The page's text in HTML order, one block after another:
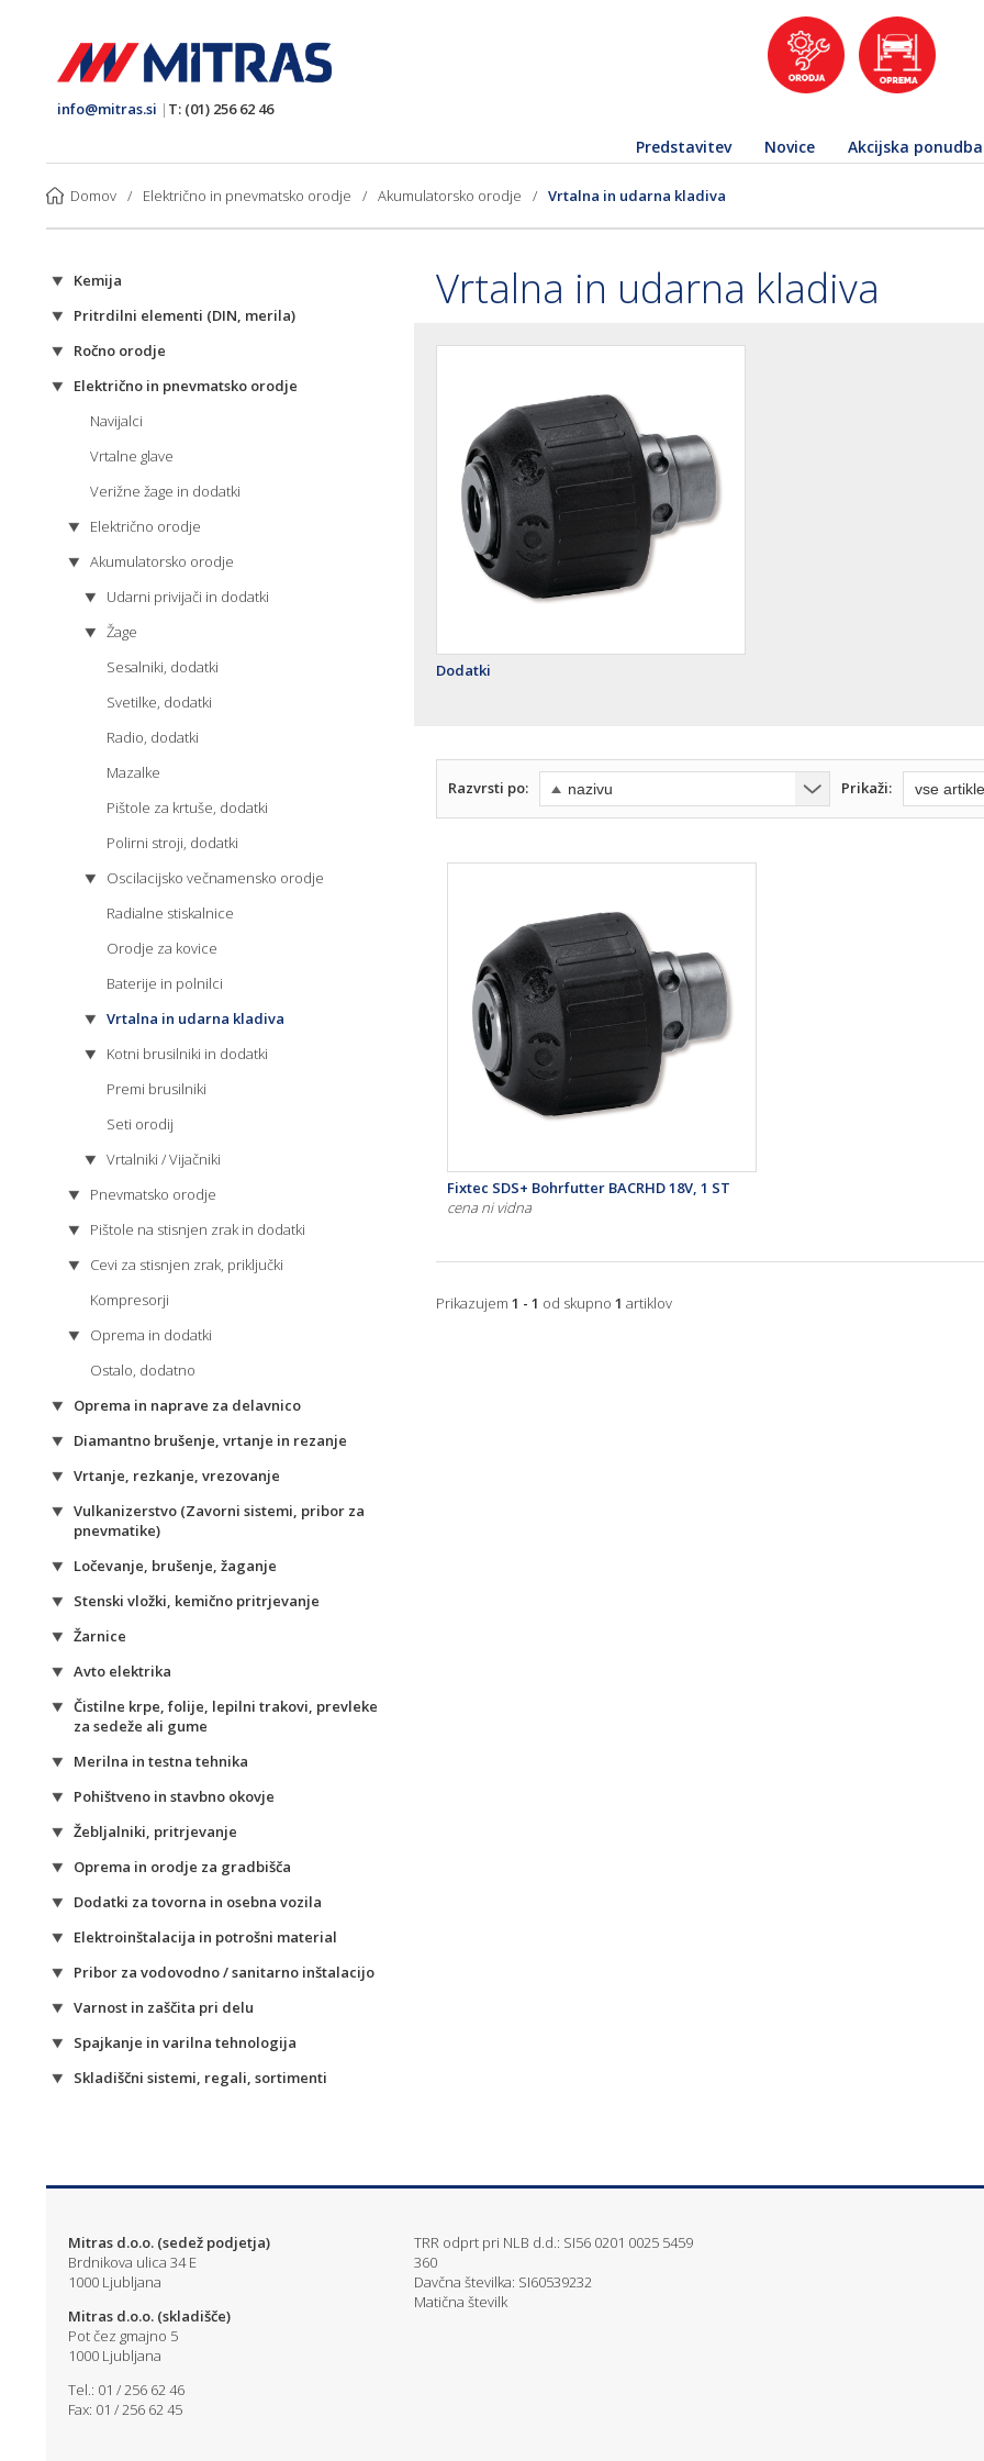
info@mitras.si | T: (01) 256 62 46
Predstavitev Novice Akcijska ponudba
Domov / Električno in pnevmatsko orodje / Akumulatorsko orodje / Vrtalna in udarna kladiva
Kemija
Pritrdilni elementi (DIN, merila)
Ročno orodje
Električno in pnevmatsko orodje
Navijalci
Vrtalne glave
Verižne žage in dodatki
Električno orodje
Akumulatorsko orodje
Udarni privijači in dodatki
Žage
Sesalniki, dodatki
Svetilke, dodatki
Radio, dodatki
Mazalke
Pištole za krtuše, dodatki
Polirni stroji, dodatki
Oscilacijsko večnamensko orodje
Radialne stiskalnice
Orodje za kovice
Baterije in polnilci
Vrtalna in udarna kladiva
Kotni brusilniki in dodatki
Premi brusilniki
Seti orodij
Vrtalniki / Vijačniki
Pnevmatsko orodje
Pištole na stisnjen zrak in dodatki
Cevi za stisnjen zrak, priključki
Kompresorji
Oprema in dodatki
Ostalo, dodatno
Oprema in naprave za delavnico
Diamantno brušenje, vrtanje in rezanje
Vrtanje, rezkanje, vrezovanje
Vulkanizerstvo (Zavorni sistemi, pribor za
pnevmatike)
Ločevanje, brušenje, žaganje
Stenski vložki, kemično pritrjevanje
Žarnice
Avto elektrika
Čistilne krpe, folije, lepilni trakovi, prevleke
za sedeže ali gume
Merilna in testna tehnika
Pohištveno in stavbno okovje
Žebljalniki, pritrjevanje
Oprema in orodje za gradbišča
Dodatki za tovorna in osebna vozila
Elektroinštalacija in potrošni material
Pribor za vodovodno / sanitarno inštalacijo
Varnost in zaščita pri delu
Spajkanje in varilna tehnologija
Skladiščni sistemi, regali, sortimenti
Vrtalna in udarna kladiva
Dodatki
Razvrsti po: Prikaži:
Fixtec SDS+ Bohrfutter BACRHD 18V, 1 ST
cena ni vidna
Prikazujem 1 - 1 od skupno 1 artiklov
Mitras d.o.o. (sedež podjetja)
Brdnikova ulica 34 E
1000 Ljubljana
Mitras d.o.o. (skladišče)
Pot čez gmajno 5
1000 Ljubljana
Tel.: 01 / 256 62 46
Fax: 01 / 256 62 45
TRR odprt pri NLB d.d.: SI56 0201 0025 5459
360
Davčna številka: SI60539232
Matična številk